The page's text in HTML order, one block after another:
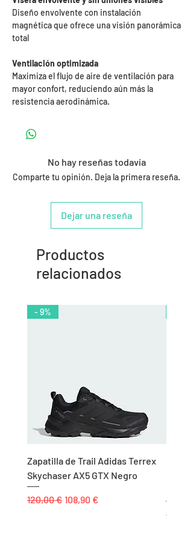
Diseño envolvente con instalación
magnética que ofrece una visión panorámica
total
Ventilación optimizada
Maximiza el flujo de aire de ventilación para
mayor confort, reduciendo aún más la
resistencia aerodinámica.
No hay reseñas todavía
Comparte tu opinión. Deja la primera reseña.
Dejar una reseña
Productos
relacionados
- 9%
Zapatilla de Trail Adidas Terrex
Skychaser AX5 GTX Negro
Precio
120,00 € Precio de oferta
108,90 €
Precio
25,00 €